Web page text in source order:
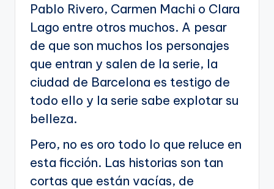
Pablo Rivero, Carmen Machi o Clara
Lago entre otros muchos. A pesar
de que son muchos los personajes
que entran y salen de la serie, la
ciudad de Barcelona es testigo de
todo ello y la serie sabe explotar su
belleza.
Pero, no es oro todo lo que reluce en
esta ficción. Las historias son tan
cortas que están vacías, de